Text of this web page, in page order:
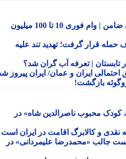
وام برای یارانه بگیران بدون ضامن | وام فوری 10 تا 100 میلیون
قرار گرفت؛ تهدید تند علیه
| تعرفه آب گران شد؟
ایران و عمان/ ایران پیروز شد
بازگشت!
محبوب ناصرالدین شاه» در
و کالابرگ اقامت در ایران است
«محمدرضا علیمردانی» در